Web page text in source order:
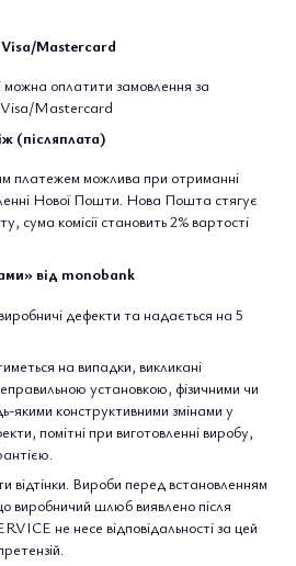
Mastercard
оплатити замовлення за
Visa/Mastercard
(післяплата)
платежем можлива при отриманні
Нової Пошти. Нова Пошта стягує
сума комісії становить 2% вартості
від monobank
дефекти та надається на 5
на випадки, викликані
установкою, фізичними чи
якими конструктивними змінами у
помітні при виготовленні виробу,
відтінки. Вироби перед встановленням
виробничий шлюб виявлено після
не несе відповідальності за цей